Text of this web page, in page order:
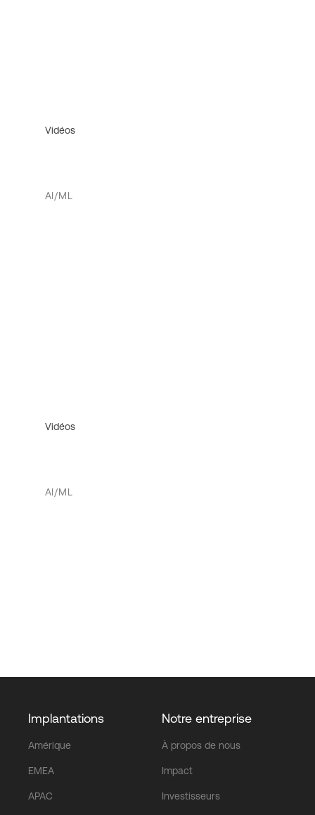
Vidéos
AI/ML
Vidéos
AI/ML
Implantations
Amérique
EMEA
APAC
Notre entreprise
À propos de nous
Impact
Investisseurs